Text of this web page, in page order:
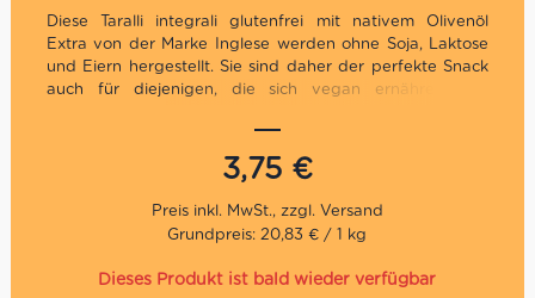
Diese Taralli integrali glutenfrei mit nativem Olivenöl
Extra von der Marke Inglese werden ohne Soja, Laktose
und Eiern hergestellt. Sie sind daher der perfekte Snack
auch für diejenigen, die sich vegan ernähren. Wir
3,75 €
Grundpreis: 20,83 € / 1 kg
Dieses Produkt ist bald wieder verfügbar